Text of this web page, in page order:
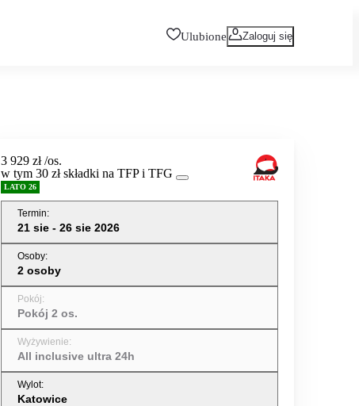
Ulubione Zaloguj się
3 929 zł/os.
w tym 30 zł składki na TFP i TFG
LATO 26
Termin:
21 sie - 26 sie 2026
Osoby:
2 osoby
Pokój:
Pokój 2 os.
Wyżywienie:
All inclusive ultra 24h
Wylot:
Katowice